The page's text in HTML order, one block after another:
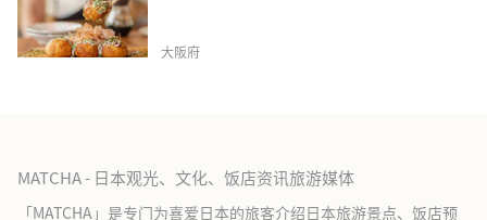
大阪府
MATCHA - 日本观光、文化、饭店资讯旅游媒体
「MATCHA」是专门为喜爱日本的旅客介绍日本旅游景点、饭店预